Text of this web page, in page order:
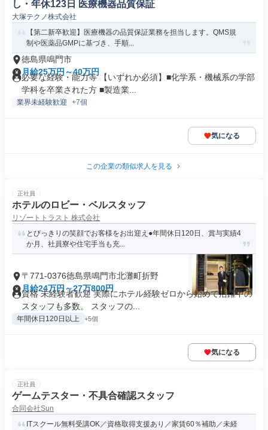
し・年休123日 医療機器品質保証
大塚テクノ株式会社
【第二新卒歓迎】医療機器の品質保証業務を担当します。QMS規
制や医薬品GMPに基づき、手順...
徳島県鳴門市
月給25万円～40万円
必要な経験・能力等 【いずれか必須】■化学系・機械系の学部
学科を卒業された方 ■製造業...
業界未経験歓迎 +7個
気になる
この企業の類似求人を見る
正社員
ホテルのロビー・ベルスタッフ
リゾートトラスト 株式会社
とびっきりの笑顔でお客様をお出迎え●年間休日120日、賞与実績4
か月、社員寮や住宅手当も充...
〒771-0376徳島県鳴門市北灘町折野
月給24万円～27万800円
資格 未経験者歓迎 実際にホテル経験ゼロから始めて活躍中の
スタッフも多数。 スタッフの...
年間休日120日以上 +5個
気になる
正社員
ゲームテスター・不具合確認スタッフ
合同会社Sun
ITスクール無料受講OK／資格取得支援あり／家賃60％補助／未経